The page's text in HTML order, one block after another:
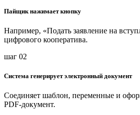
Пайщик нажимает кнопку
Например, «Подать заявление на
цифрового кооператива.
шаг 02
Система генерирует электронный документ
Соединяет шаблон, переменные и
PDF-документ.